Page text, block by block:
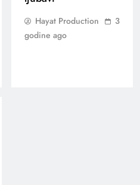
Hayat Production
3
godine ago